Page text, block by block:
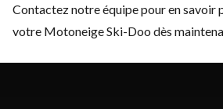
Contactez notre équipepour en savoir
votre Motoneige Ski-Doo dès